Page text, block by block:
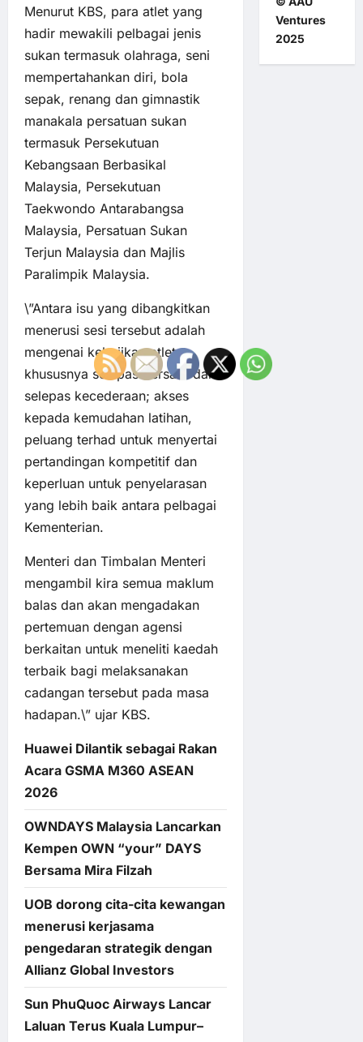
Menurut KBS, para atlet yang
hadir mewakili pelbagai jenis
sukan termasuk olahraga, seni
mempertahankan diri, bola
sepak, renang dan gimnastik
manakala persatuan sukan
termasuk Persekutuan
Kebangsaan Berbasikal
Malaysia, Persekutuan
Taekwondo Antarabangsa
Malaysia, Persatuan Sukan
Terjun Malaysia dan Majlis
Paralimpik Malaysia.
\”Antara isu yang dibangkitkan
menerusi sesi tersebut adalah
mengenai kebajikan atlet,
khususnya selepas bersara dan
selepas kecederaan; akses
kepada kemudahan latihan,
peluang terhad untuk menyertai
pertandingan kompetitif dan
keperluan untuk penyelarasan
yang lebih baik antara pelbagai
Kementerian.
Menteri dan Timbalan Menteri
mengambil kira semua maklum
balas dan akan mengadakan
pertemuan dengan agensi
berkaitan untuk meneliti kaedah
terbaik bagi melaksanakan
cadangan tersebut pada masa
hadapan.\” ujar KBS.
Huawei Dilantik sebagai Rakan
Acara GSMA M360 ASEAN
2026
OWNDAYS Malaysia Lancarkan
Kempen OWN “your” DAYS
Bersama Mira Filzah
UOB dorong cita-cita kewangan
menerusi kerjasama
pengedaran strategik dengan
Allianz Global Investors
Sun PhuQuoc Airways Lancar
Laluan Terus Kuala Lumpur–
Ventures
2025